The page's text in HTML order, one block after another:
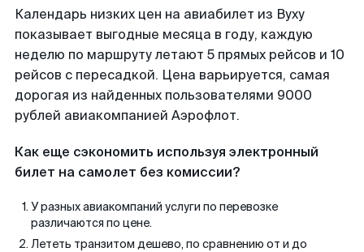
Календарь низких цен на авиабилет из Вуху
показывает выгодные месяца в году, каждую
неделю по маршруту летают 5 прямых рейсов и 10
рейсов с пересадкой. Цена варьируется, самая
дорогая из найденных пользователями 9000
рублей авиакомпанией Аэрофлот.
Как еще сэкономить используя электронный
билет на самолет без комиссии?
У разных авиакомпаний услуги по перевозке
различаются по цене.
Лететь транзитом дешево, по сравнению от и до